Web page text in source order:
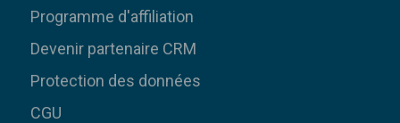
Programme d'affiliation
Devenir partenaire CRM
Protection des données
CGU